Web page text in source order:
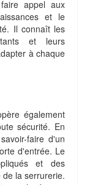
appel aux
et le
Il connaît les
et leurs
à chaque
également
sécurité. En
faire d'un
d'entrée. Le
et des
la serrurerie.